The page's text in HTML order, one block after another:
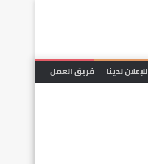
للإعلان لدينا فريق العمل